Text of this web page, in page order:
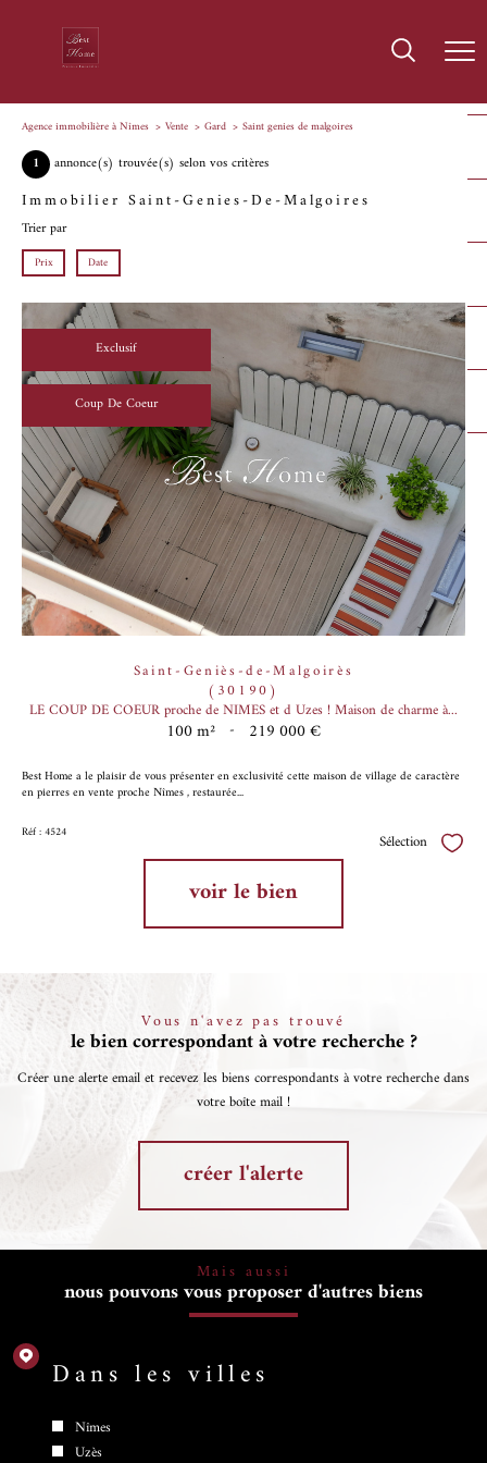
Agence immobilière à Nîmes Vente Gard Saint genies de malgoires
1 annonce(s) trouvée(s) selon vos critères
Immobilier Saint-Genies-De-Malgoires
Trier par
Prix Date
Exclusif
Coup De Coeur
Saint-Geniès-de-Malgoirès
(30190)
LE COUP DE COEUR proche de NIMES et d Uzes ! Maison de charme à...
100 m² - 219 000 €
Best Home a le plaisir de vous présenter en exclusivité cette maison de village de caractère
en pierres en vente proche Nîmes , restaurée...
Réf : 4524 Sélection
voir le bien
Vous n'avez pas trouvé
le bien correspondant à votre recherche ?
Créer une alerte email et recevez les biens correspondants à votre recherche dans
votre boîte mail !
créer l'alerte
Mais aussi
nous pouvons vous proposer d'autres biens
Dans les villes
Nîmes
Uzès